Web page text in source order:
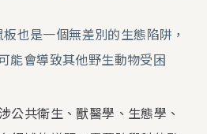
也是一個無差別的生態陷阱，
能會導致其他野生動物受困
公共衛生、獸醫學、生態學、